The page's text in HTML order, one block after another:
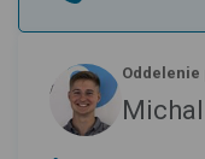
Oddelenie